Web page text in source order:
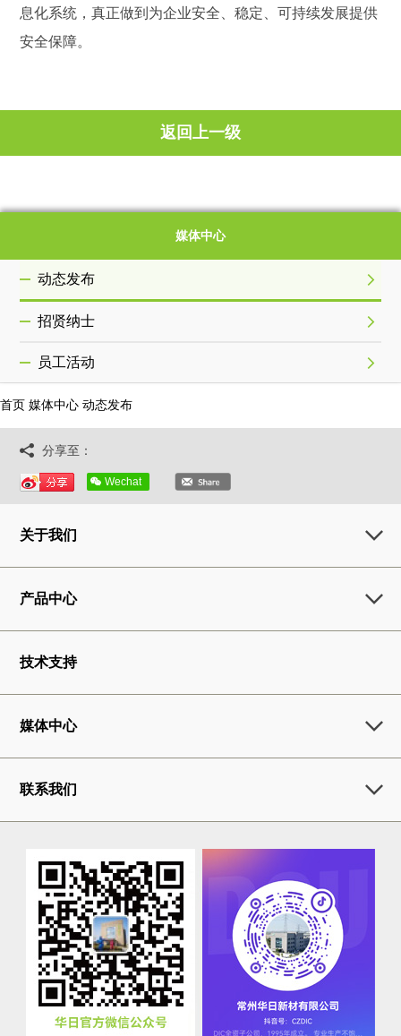
息化系统，真正做到为企业安全、稳定、可持续发展提供
安全保障。
返回上一级
媒体中心
动态发布
招贤纳士
员工活动
首页 媒体中心 动态发布
分享至：
Wechat
关于我们
产品中心
技术支持
媒体中心
联系我们